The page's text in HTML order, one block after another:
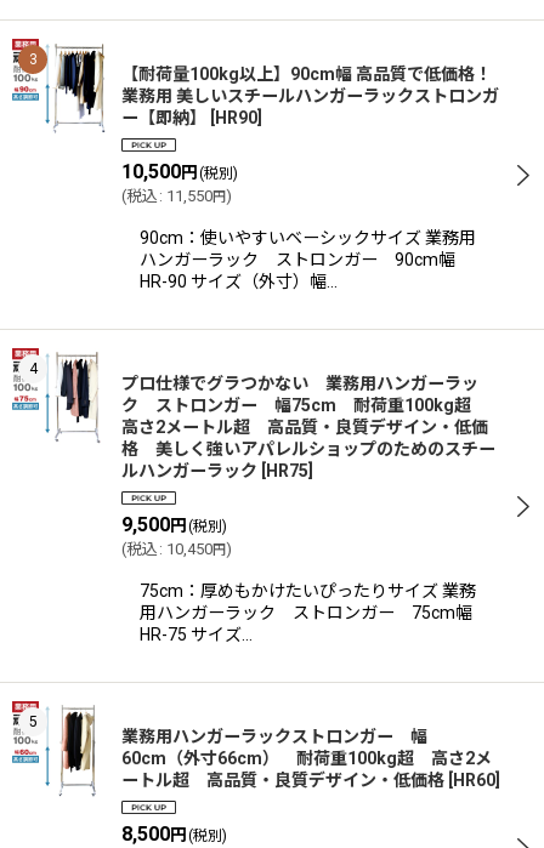
3
【耐荷量100kg以上】90cm幅 高品質で低価格！
業務用 美しいスチールハンガーラックストロンガ
ー【即納】
HR90
10,500円 (税別)
(税込 : 11,550円)
90cm：使いやすいベーシックサイズ 業務用
ハンガーラック ストロンガー 90cm幅
HR-90 サイズ（外寸）幅…
4
プロ仕様でグラつかない 業務用ハンガーラッ
ク ストロンガー 幅75cm 耐荷重100kg超
高さ2メートル超 高品質・良質デザイン・低価
格 美しく強いアパレルショップのためのスチー
ルハンガーラック
HR75
9,500円 (税別)
(税込 : 10,450円)
75cm：厚めもかけたいぴったりサイズ 業務
用ハンガーラック ストロンガー 75cm幅
HR-75 サイズ…
5
業務用ハンガーラックストロンガー 幅
60cm（外寸66cm） 耐荷重100kg超 高さ2メ
ートル超 高品質・良質デザイン・低価格
HR60
8,500円 (税別)